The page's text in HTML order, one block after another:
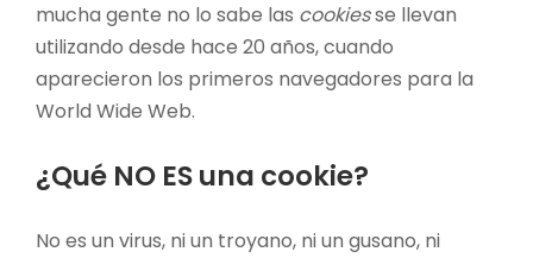
mucha gente no lo sabe las cookiesse llevan
utilizando desde hace 20 años, cuando
aparecieron los primeros navegadores para la
World Wide Web.
¿Qué NO ES una cookie?
No es un virus, ni un troyano, ni un gusano, ni